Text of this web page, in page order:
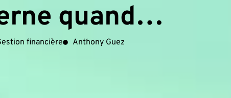
quand…
financière Anthony Guez